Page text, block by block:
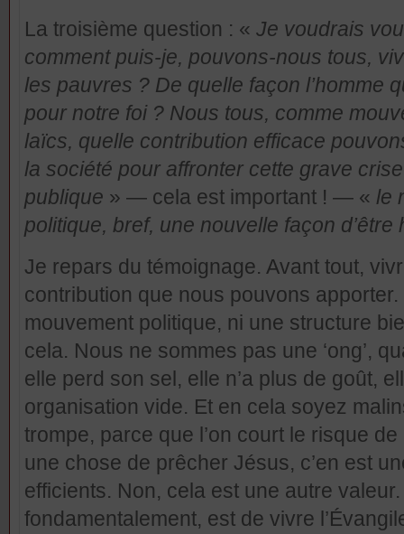
La troisième question : « Je voudrais
comment puis-je, pouvons-nous tous,
les pauvres ? De quelle façon l’homme
pour notre foi ? Nous tous, comme
laïcs, quelle contribution efficace
la société pour affronter cette grave
publique » — cela est important ! — « le
politique, bref, une nouvelle façon
Je repars du témoignage. Avant tout,
contribution que nous pouvons apporter.
mouvement politique, ni une structure
cela. Nous ne sommes pas une ‘ong’,
elle perd son sel, elle n’a plus de goût,
organisation vide. Et en cela soyez
trompe, parce que l’on court le risque de
une chose de prêcher Jésus, c’en est
efficients. Non, cela est une autre
fondamentalement, est de vivre